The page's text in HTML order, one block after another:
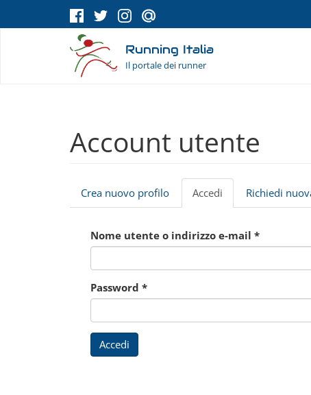
Salta al contenuto principale
Running Italia
Il portale dei runner
Account utente
Schede primarie
Crea nuovo profilo Accedi (scheda
attiva)
Richiedi
Nome utente o indirizzo e-mail *
Password *
Accedi